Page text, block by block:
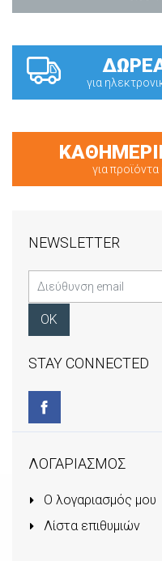
για
για
NEWSLETTER
STAY CONNECTED
ΛΟΓΑΡΙΑΣΜΟΣ
Ο λογαριασμός μου
Λίστα επιθυμιών